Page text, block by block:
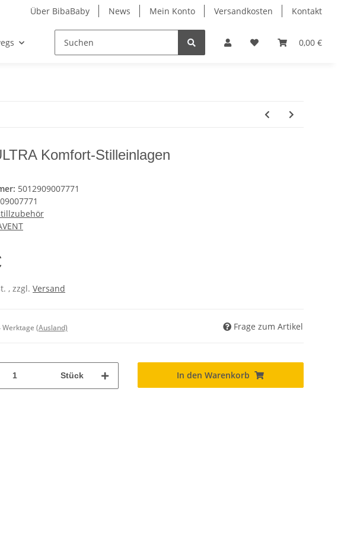
Über BibaBaby News Mein Konto Versandkosten Kontakt
0,00 €
Sicherheit
Komfort-Stilleinlagen
5012909007771
, zzgl. Versand
Werktage (Ausland) Frage zum Artikel
Stück In den Warenkorb